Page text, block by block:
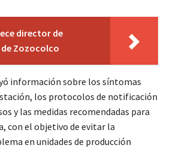
director de
Zozocolco
información sobre los síntomas
los protocolos de notificación
y las medidas recomendadas para
con el objetivo de evitar la
en unidades de producción